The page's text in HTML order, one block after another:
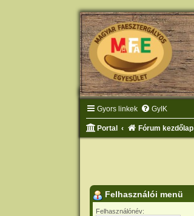
Gyors linkek GyIK
Portal Fórum kezdőlap
Felhasználói menü
Felhasználónév: